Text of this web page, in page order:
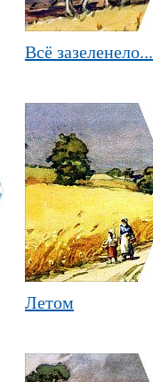
Всё зазеленело...
Летом